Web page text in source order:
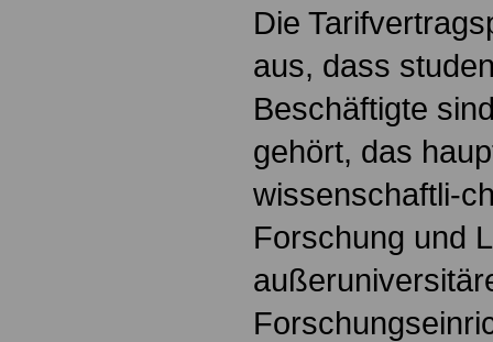
Die
aus, dass
Beschäftigte
gehört, das
wissenschaftli-
Forschung und